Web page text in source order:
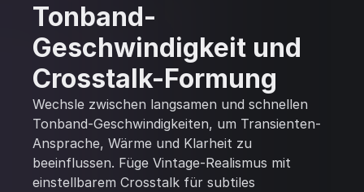
Tonband-
Geschwindigkeit und
Crosstalk-Formung
Wechsle zwischen langsamen und schnellen
Tonband-Geschwindigkeiten, um Transienten-
Ansprache, Wärme und Klarheit zu
beeinflussen. Füge Vintage-Realismus mit
einstellbarem Crosstalk für subtiles